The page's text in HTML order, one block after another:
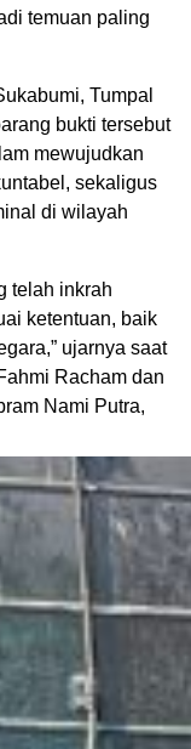
temuan paling
Tumpal
bukti tersebut
mewujudkan
sekaligus
di wilayah
telah inkrah
ketentuan, baik
ujarnya saat
Racham dan
Nami Putra,